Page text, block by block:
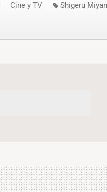
Cine y TV Shigeru